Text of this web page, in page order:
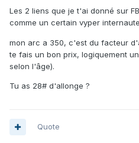
Les 2 liens que je t'ai donné sur
comme un certain vyper internaute
mon arc a 350, c'est du facteur
te fais un bon prix, logiquement
selon l'âge).
Tu as 28# d'allonge ?
Quote